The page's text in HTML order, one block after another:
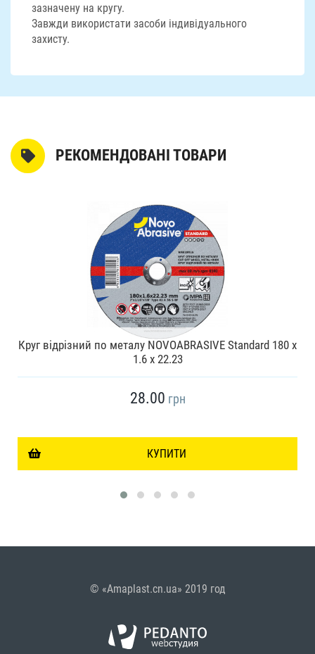
зазначену на кругу.
Завжди використати засоби індивідуального
захисту.
РЕКОМЕНДОВАНІ ТОВАРИ
Круг відрізний по металу NOVOABRASIVE Standard 180 x
1.6 x 22.23
28.00 грн
КУПИТИ
© «Amaplast.cn.ua» 2019 год